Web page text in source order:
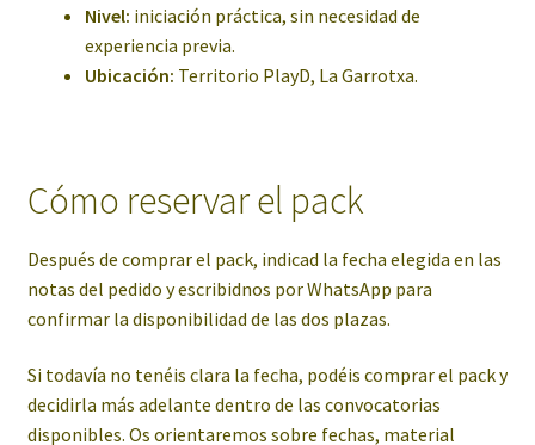
Nivel: iniciación práctica, sin necesidad de
experiencia previa.
Ubicación: Territorio PlayD, La Garrotxa.
Cómo reservar el pack
Después de comprar el pack, indicad la fecha elegida en las
notas del pedido y escribidnos por WhatsApp para
confirmar la disponibilidad de las dos plazas.
Si todavía no tenéis clara la fecha, podéis comprar el pack y
decidirla más adelante dentro de las convocatorias
disponibles. Os orientaremos sobre fechas, material